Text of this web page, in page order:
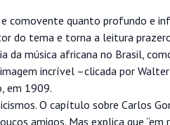
comovente quanto profundo e
do tema e torna a leitura
da música africana no Brasil,
incrível –clicada por
em 1909.
O capítulo sobre Carlos
amigos. Mas explica que